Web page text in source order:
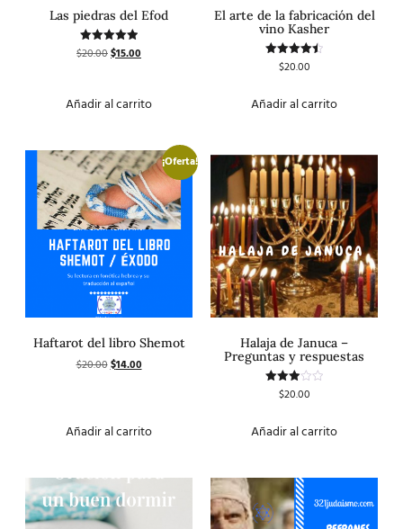
Las piedras del Efod
Valorado
con
$20.00$15.00
Añadir al carrito
El arte de la fabricación del
vino Kasher
Valorado
$20.00
Añadir al carrito
¡Oferta!
Haftarot del libro Shemot
$20.00$14.00
Añadir al carrito
Halaja de Januca –
Preguntas y respuestas
Valorado
con
$20.00
Añadir al carrito